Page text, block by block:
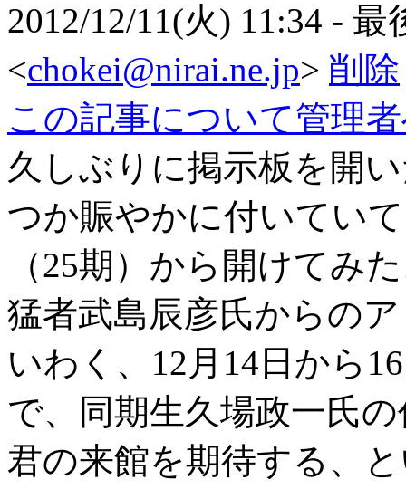
2012/12/11(火) 11:34 - 最
<chokei@nirai.ne.jp> 削除
この記事について管理
久しぶりに掲示板を開
つか賑やかに付いてい
（25期）から開けてみ
猛者武島辰彦氏からの
いわく、12月14日から
で、同期生久場政一氏
君の来館を期待する、